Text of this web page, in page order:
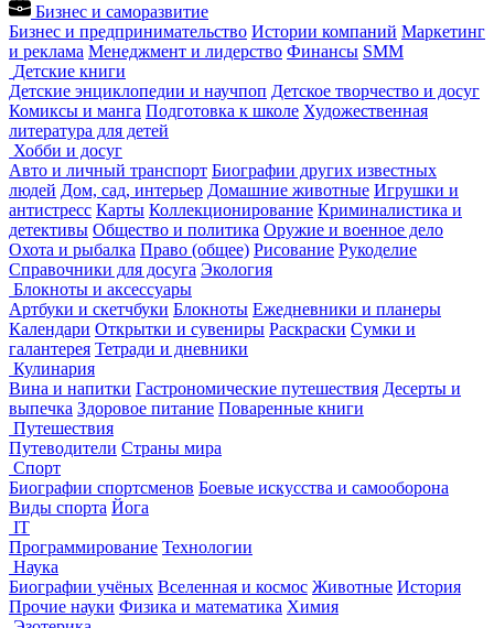
Бизнес и саморазвитие
Бизнес и предпринимательство Истории компаний Маркетинг
и реклама Менеджмент и лидерство Финансы SMM
Детские книги
Детские энциклопедии и научпоп Детское творчество и досуг
Комиксы и манга Подготовка к школе Художественная
литература для детей
Хобби и досуг
Авто и личный транспорт Биографии других известных
людей Дом, сад, интерьер Домашние животные Игрушки и
антистресс Карты Коллекционирование Криминалистика и
детективы Общество и политика Оружие и военное дело
Охота и рыбалка Право (общее) Рисование Рукоделие
Справочники для досуга Экология
Блокноты и аксессуары
Артбуки и скетчбуки Блокноты Ежедневники и планеры
Календари Открытки и сувениры Раскраски Сумки и
галантерея Тетради и дневники
Кулинария
Вина и напитки Гастрономические путешествия Десерты и
выпечка Здоровое питание Поваренные книги
Путешествия
Путеводители Страны мира
Спорт
Биографии спортсменов Боевые искусства и самооборона
Виды спорта Йога
IT
Программирование Технологии
Наука
Биографии учёных Вселенная и космос Животные История
Прочие науки Физика и математика Химия